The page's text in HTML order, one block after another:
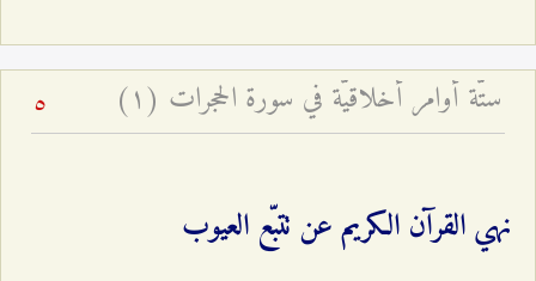
ستّة أوامر أخلاقيّة في سورة الحجرات (۱) 5
نهي القرآن الكريم عن تتبّع العيوب